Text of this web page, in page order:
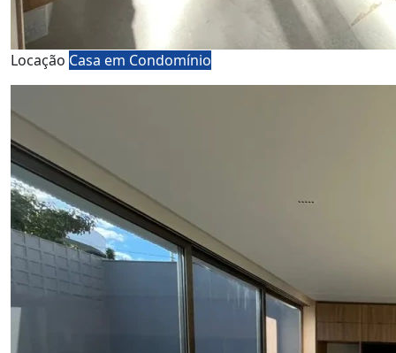
Locação Casa em Condomínio